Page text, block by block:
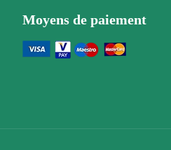
Moyens de paiement